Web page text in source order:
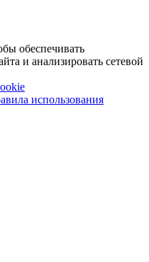
обеспечивать
и анализировать сетевой
использования